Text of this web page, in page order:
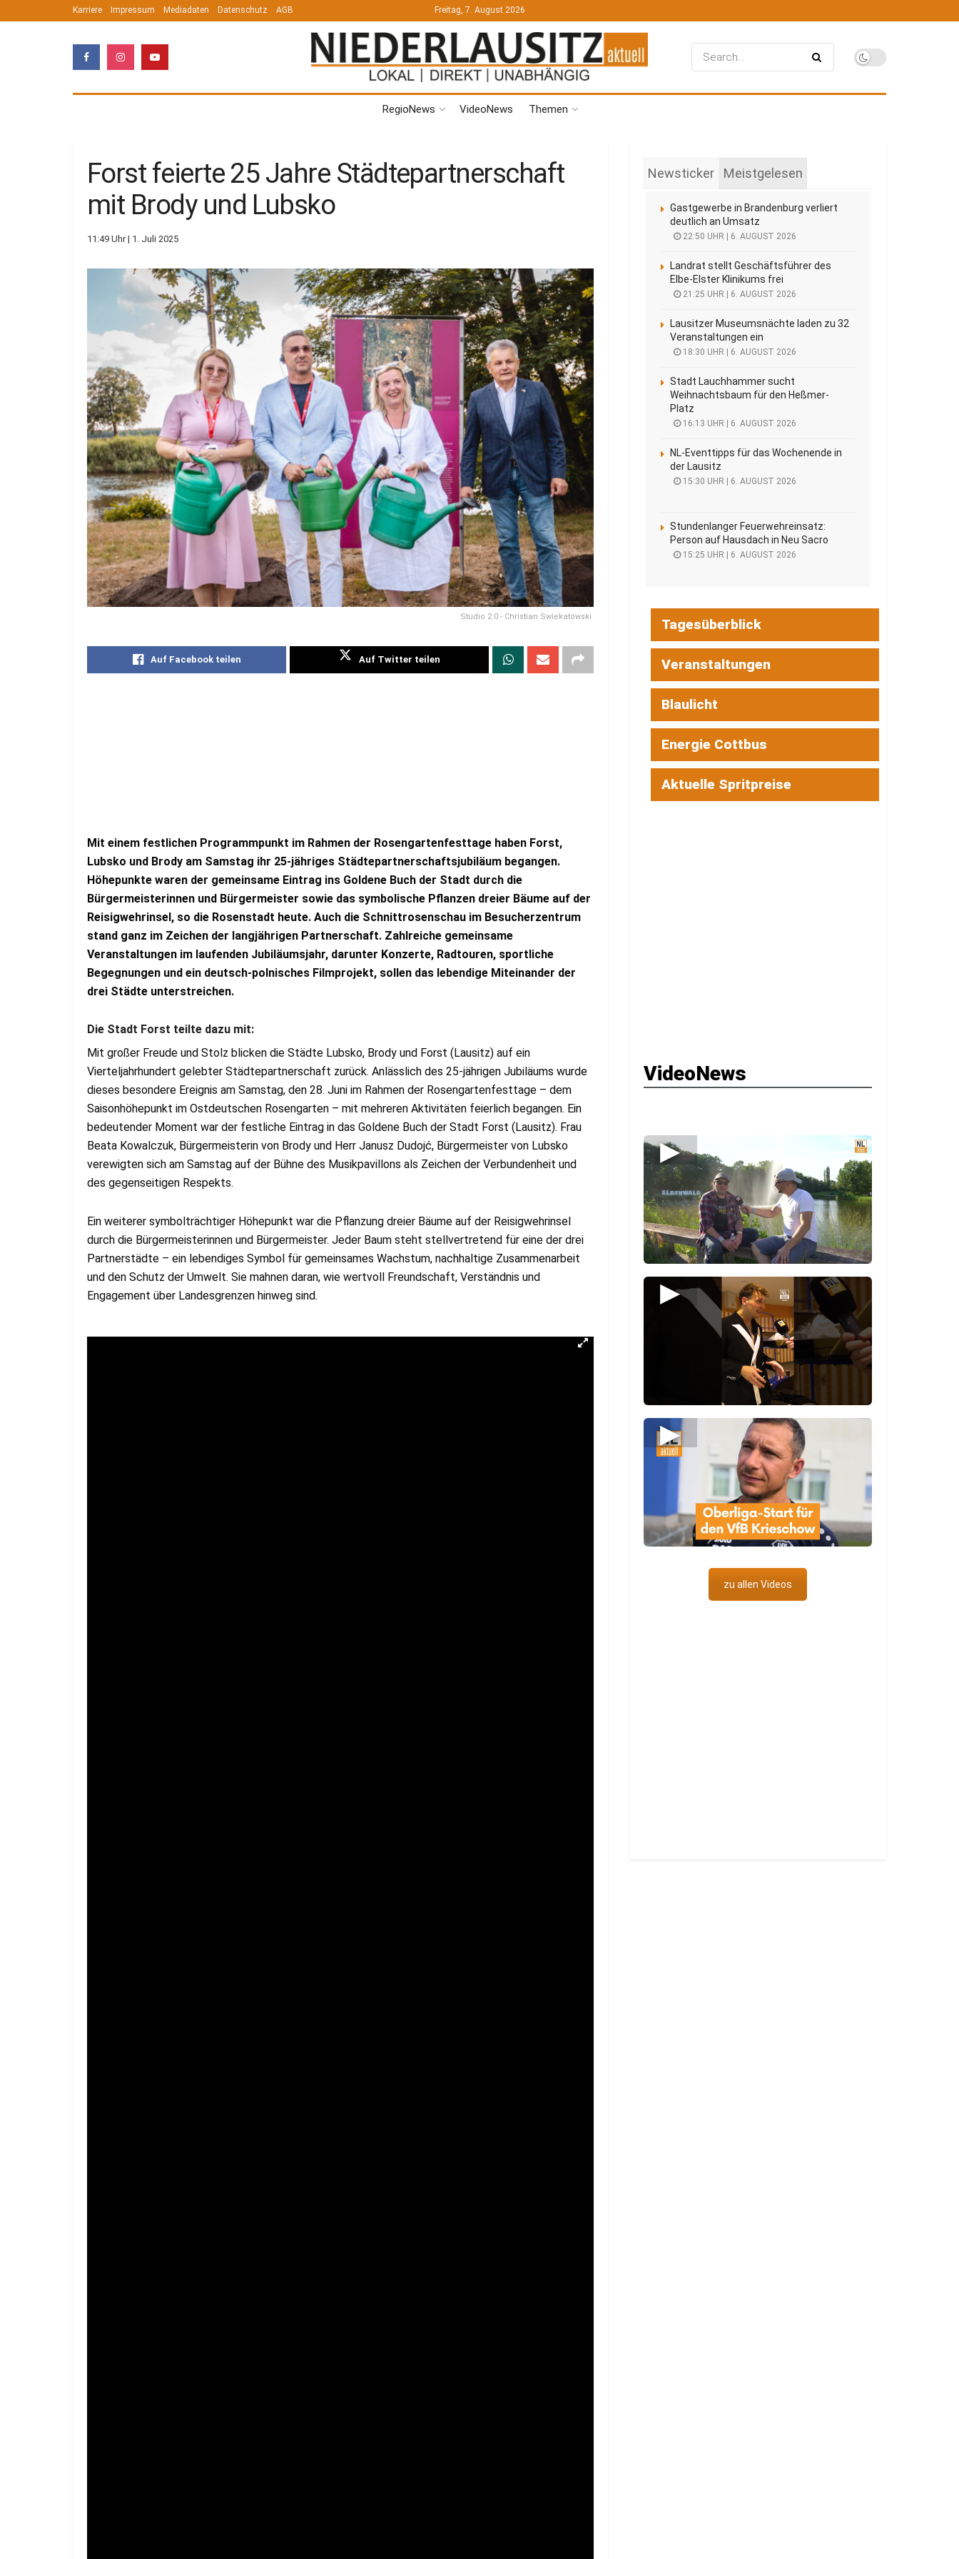
Karriere Impressum Mediadaten Datenschutz AGB Freitag, 7. August 2026
RegioNews VideoNews Themen
Forst feierte 25 Jahre Städtepartnerschaft
mit Brody und Lubsko
11:49 Uhr | 1. Juli 2025
Studio 2.0.- Christian Swiekatowski
Auf Facebook teilen Auf Twitter teilen
Mit einem festlichen Programmpunkt im Rahmen der Rosengartenfesttage haben Forst,
Lubsko und Brody am Samstag ihr 25-jähriges Städtepartnerschaftsjubiläum begangen.
Höhepunkte waren der gemeinsame Eintrag ins Goldene Buch der Stadt durch die
Bürgermeisterinnen und Bürgermeister sowie das symbolische Pflanzen dreier Bäume auf der
Reisigwehrinsel, so die Rosenstadt heute. Auch die Schnittrosenschau im Besucherzentrum
stand ganz im Zeichen der langjährigen Partnerschaft. Zahlreiche gemeinsame
Veranstaltungen im laufenden Jubiläumsjahr, darunter Konzerte, Radtouren, sportliche
Begegnungen und ein deutsch-polnisches Filmprojekt, sollen das lebendige Miteinander der
drei Städte unterstreichen.
Die Stadt Forst teilte dazu mit:
Mit großer Freude und Stolz blicken die Städte Lubsko, Brody und Forst (Lausitz) auf ein
Vierteljahrhundert gelebter Städtepartnerschaft zurück. Anlässlich des 25-jährigen Jubiläums wurde
dieses besondere Ereignis am Samstag, den 28. Juni im Rahmen der Rosengartenfesttage – dem
Saisonhöhepunkt im Ostdeutschen Rosengarten – mit mehreren Aktivitäten feierlich begangen. Ein
bedeutender Moment war der festliche Eintrag in das Goldene Buch der Stadt Forst (Lausitz). Frau
Beata Kowalczuk, Bürgermeisterin von Brody und Herr Janusz Dudojć, Bürgermeister von Lubsko
verewigten sich am Samstag auf der Bühne des Musikpavillons als Zeichen der Verbundenheit und
des gegenseitigen Respekts.
Ein weiterer symbolträchtiger Höhepunkt war die Pflanzung dreier Bäume auf der Reisigwehrinsel
durch die Bürgermeisterinnen und Bürgermeister. Jeder Baum steht stellvertretend für eine der drei
Partnerstädte – ein lebendiges Symbol für gemeinsames Wachstum, nachhaltige Zusammenarbeit
und den Schutz der Umwelt. Sie mahnen daran, wie wertvoll Freundschaft, Verständnis und
Engagement über Landesgrenzen hinweg sind.
Newsticker Meistgelesen
Gastgewerbe in Brandenburg verliert
deutlich an Umsatz
22:50 UHR | 6. AUGUST 2026
Landrat stellt Geschäftsführer des
Elbe-Elster Klinikums frei
21:25 UHR | 6. AUGUST 2026
Lausitzer Museumsnächte laden zu 32
Veranstaltungen ein
18:30 UHR | 6. AUGUST 2026
Stadt Lauchhammer sucht
Weihnachtsbaum für den Heßmer-
Platz
16:13 UHR | 6. AUGUST 2026
NL-Eventtipps für das Wochenende in
der Lausitz
15:30 UHR | 6. AUGUST 2026
Stundenlanger Feuerwehreinsatz:
Person auf Hausdach in Neu Sacro
15:25 UHR | 6. AUGUST 2026
Tagesüberblick
Veranstaltungen
Blaulicht
Energie Cottbus
Aktuelle Spritpreise
VideoNews
▶
▶
▶
zu allen Videos